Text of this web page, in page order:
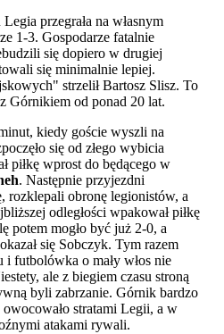
przegrała na własnym
1-3. Gospodarze fatalnie
się dopiero w drugiej
się minimalnie lepiej.
strzelił Bartosz Slisz. To
Górnikiem od ponad 20 lat.
kiedy goście wyszli na
się od złego wybicia
piłkę wprost do będącego w
. Następnie przyjezdni
rozklepali obronę legionistów, a
odległości wpakował piłkę
potem mogło być już 2-0, a
się Sobczyk. Tym razem
i futbolówka o mały włos nie
ale z biegiem czasu stroną
byli zabrzanie. Górnik bardzo
owocowało stratami Legii, a w
atakami rywali.